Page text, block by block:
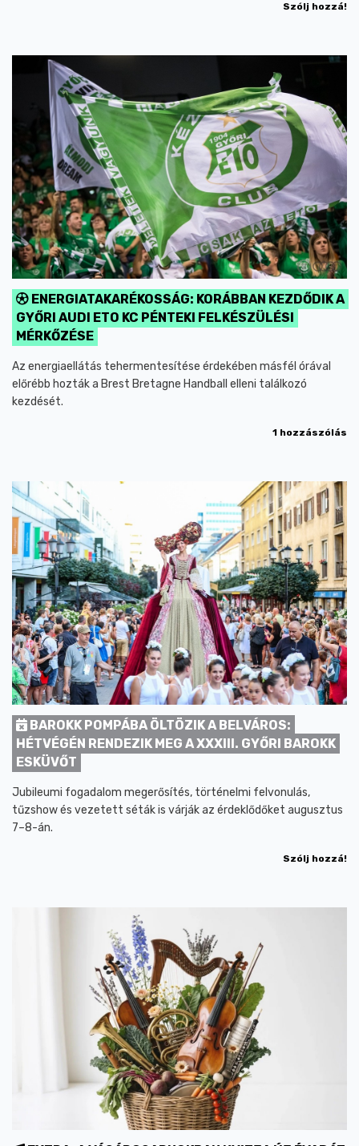
Szólj hozzá!
ENERGIATAKARÉKOSSÁG: KORÁBBAN KEZDŐDIK A
GYŐRI AUDI ETO KC PÉNTEKI FELKÉSZÜLÉSI
MÉRKŐZÉSE
Az energiaellátás tehermentesítése érdekében másfél órával
előrébb hozták a Brest Bretagne Handball elleni találkozó
kezdését.
1 hozzászólás
BAROKK POMPÁBA ÖLTÖZIK A BELVÁROS:
HÉTVÉGÉN RENDEZIK MEG A XXXIII. GYŐRI BAROKK
ESKÜVŐT
Jubileumi fogadalom megerősítés, történelmi felvonulás,
tűzshow és vezetett séták is várják az érdeklődőket augusztus
7–8-án.
Szólj hozzá!